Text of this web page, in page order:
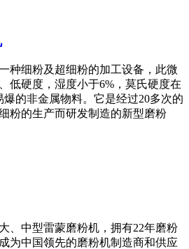
种细粉及超细粉的加工设备，此微
低硬度，湿度小于6%，莫氏硬度在
的非金属物料。它是经过20多次的
粉的生产而研发制造的新型磨粉
、中型雷蒙磨粉机，拥有22年磨粉
为中国领先的磨粉机制造商和供应